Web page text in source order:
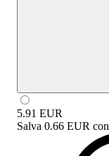
5.91 EUR
Salva 0.66 EUR con